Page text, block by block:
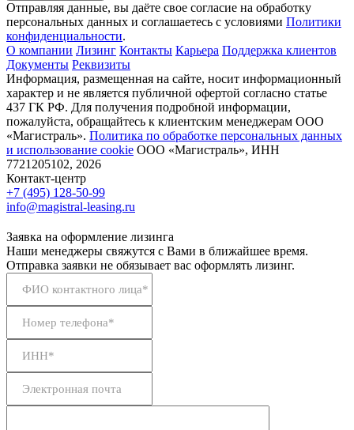
Отправляя данные, вы даёте свое согласие на обработку
персональных данных и соглашаетесь с условиями Политики
конфиденциальности.
О компании Лизинг Контакты Карьера Поддержка клиентов
Документы Реквизиты
Информация, размещенная на сайте, носит информационный
характер и не является публичной офертой согласно статье
437 ГК РФ. Для получения подробной информации,
пожалуйста, обращайтесь к клиентским менеджерам ООО
«Магистраль». Политика по обработке персональных данных
и использование сookie ООО «Магистраль», ИНН
7721205102, 2026
Контакт-центр
+7 (495) 128-50-99
info@magistral-leasing.ru
Заявка на оформление лизинга
Наши менеджеры свяжутся с Вами в ближайшее время.
Отправка заявки не обязывает вас оформлять лизинг.
ФИО контактного лица*
Номер телефона*
ИНН*
Электронная почта